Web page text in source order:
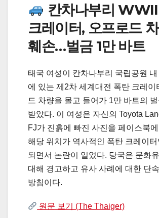
칸차나부리
크레이터, 오프로드
훼손…벌금 1만 바트
태국 여성이 칸차나부리 국립공원 내
에 있는 제2차 세계대전 폭탄 크레이
드 차량을 몰고 들어가 1만 바트의
받았다. 이 여성은 자신의 Toyota
FJ가 진흙에 빠진 사진을 페이스북
해당 위치가 역사적인 폭탄 크레이터
되면서 논란이 일었다. 당국은 문화
대해 경고하고 유사 사례에 대한 단
방침이다.
원문 보기 (The Thaiger)